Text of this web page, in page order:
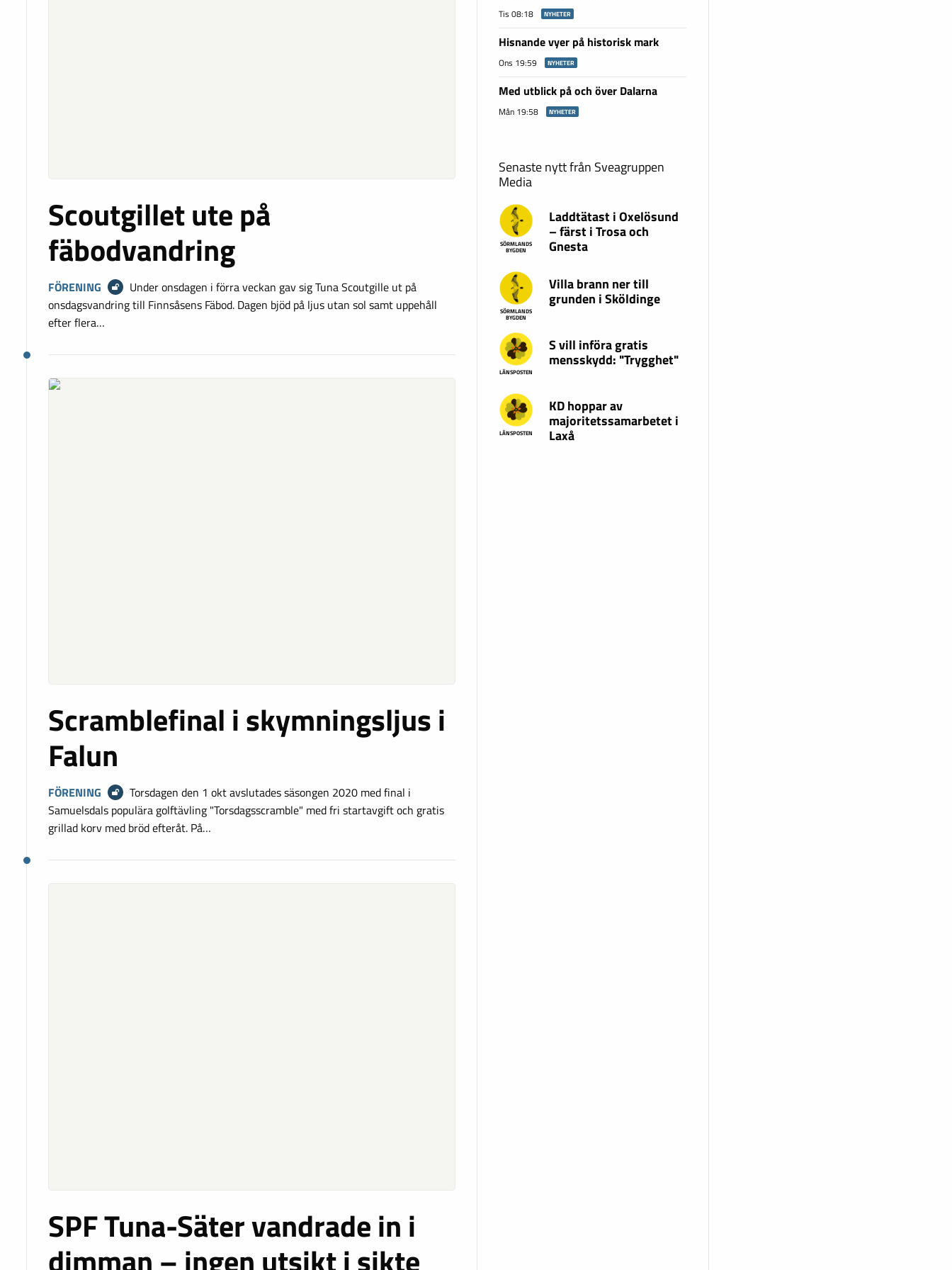
Scoutgillet ute på
fäbodvandring
FÖRENING
Under onsdagen i förra veckan gav sig Tuna‌ ‌Scoutgille ut på‌
‌onsdagsvandring‌ ‌till ‌Finnsåsens‌ ‌Fäbod‌. Dagen‌ ‌bjöd‌ ‌på‌ ‌ljus‌ ‌utan‌ ‌sol‌ ‌samt‌ ‌uppehåll‌
‌efter‌ ‌flera‌…
Scramblefinal i skymningsljus i
Falun
FÖRENING
Torsdagen den 1 okt avslutades säsongen 2020 med final i
Samuelsdals populära golftävling "Torsdagsscramble" med fri startavgift och gratis
grillad korv med bröd efteråt. På…
SPF Tuna-Säter vandrade in i
dimman – ingen utsikt i sikte
Tis 08:18 NYHETER
Hisnande vyer på historisk mark
Ons 19:59 NYHETER
Med utblick på och över Dalarna
Mån 19:58 NYHETER
Senaste nytt från Sveagruppen
Media
SÖRMLANDS
BYGDEN
Laddtätast i Oxelösund
– färst i Trosa och
Gnesta
SÖRMLANDS
BYGDEN
Villa brann ner till
grunden i Sköldinge
LÄNSPOSTEN
S vill införa gratis
mensskydd: "Trygghet"
LÄNSPOSTEN
KD hoppar av
majoritetssamarbetet i
Laxå